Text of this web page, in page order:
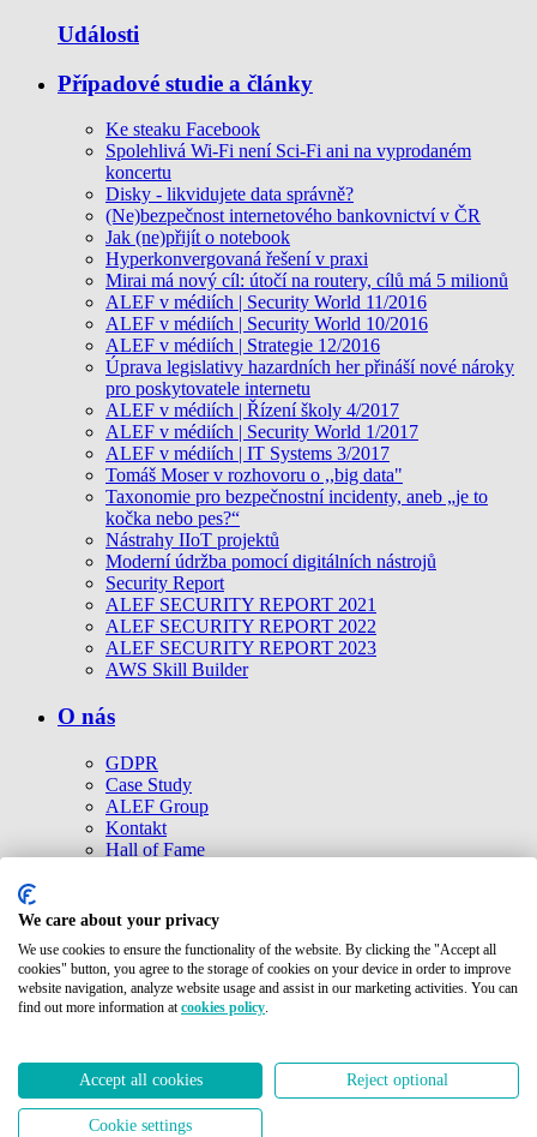
Události
Případové studie a články
Ke steaku Facebook
Spolehlivá Wi-Fi není Sci-Fi ani na vyprodaném
koncertu
Disky - likvidujete data správně?
(Ne)bezpečnost internetového bankovnictví v ČR
Jak (ne)přijít o notebook
Hyperkonvergovaná řešení v praxi
Mirai má nový cíl: útočí na routery, cílů má 5 milionů
ALEF v médiích | Security World 11/2016
ALEF v médiích | Security World 10/2016
ALEF v médiích | Strategie 12/2016
Úprava legislativy hazardních her přináší nové nároky
pro poskytovatele internetu
ALEF v médiích | Řízení školy 4/2017
ALEF v médiích | Security World 1/2017
ALEF v médiích | IT Systems 3/2017
Tomáš Moser v rozhovoru o ,,big data"
Taxonomie pro bezpečnostní incidenty, aneb „je to
kočka nebo pes?“
Nástrahy IIoT projektů
Moderní údržba pomocí digitálních nástrojů
Security Report
ALEF SECURITY REPORT 2021
ALEF SECURITY REPORT 2022
ALEF SECURITY REPORT 2023
AWS Skill Builder
O nás
GDPR
Case Study
ALEF Group
Kontakt
Hall of Fame
Etické kodexy
Společnosti ALEF Group
Kontakt
Pernerova 691/42, 186 00 Praha 8
+420 225 090 111
generated email
We care about your privacy
We use cookies to ensure the functionality of the website. By clicking the "Accept all
cookies" button, you agree to the storage of cookies on your device in order to improve
website navigation, analyze website usage and assist in our marketing activities. You can
find out more information atcookies policy.
Accept all cookies Reject optional
Cookie settings